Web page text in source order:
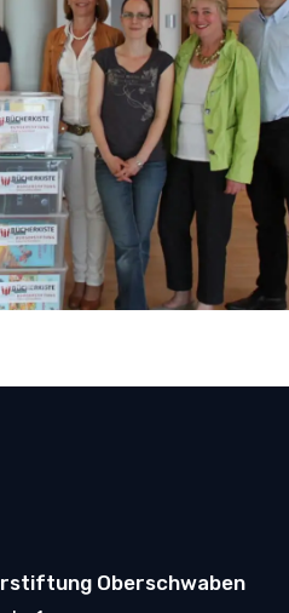
Oberschwaben